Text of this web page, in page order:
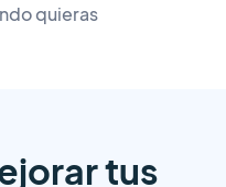
quieras
tus